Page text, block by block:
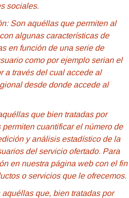
sociales.
Son aquéllas que permiten al
algunas características de
en función de una serie de
como por ejemplo serian el
a través del cual accede al
desde donde accede al
que bien tratadas por
cuantificar el número de
y análisis estadístico de la
del servicio ofertado. Para
en nuestra página web con el fin
o servicios que le ofrecemos.
que, bien tratadas por